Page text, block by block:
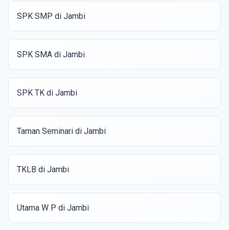
SPK SMP di Jambi
SPK SMA di Jambi
SPK TK di Jambi
Taman Seminari di Jambi
TKLB di Jambi
Utama W P di Jambi